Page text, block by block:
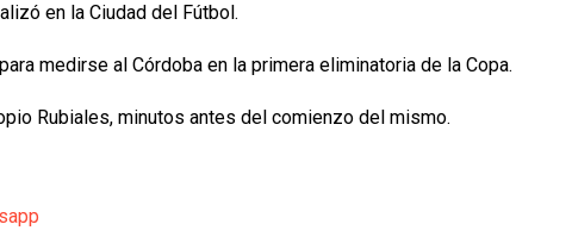
en la Ciudad del Fútbol.
medirse al Córdoba en la primera eliminatoria de la Copa.
Rubiales, minutos antes del comienzo del mismo.